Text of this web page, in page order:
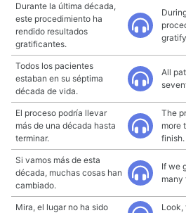
Durante la última década,
este procedimiento ha
rendido resultados
gratificantes.
Todos los pacientes
estaban en su séptima
década de vida.
All
El proceso podría llevar
más de una década hasta
terminar.
The
more
finish.
Si vamos más de esta
década, muchas cosas han
cambiado.
If we
many
Mira, el lugar no ha sido
Look,